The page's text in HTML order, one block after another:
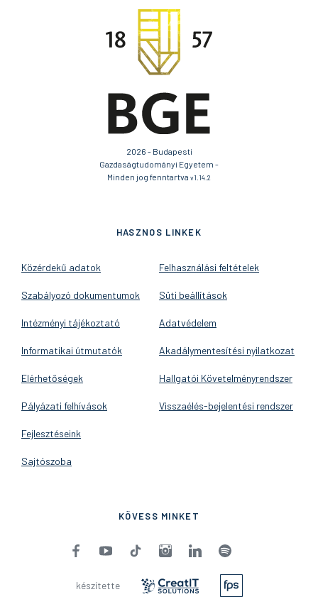
2026 - Budapesti
Gazdaságtudományi Egyetem -
Minden jog fenntartva v1.14.2
HASZNOS LINKEK
Közérdekű adatok
Szabályozó dokumentumok
Intézményi tájékoztató
Informatikai útmutatók
Elérhetőségek
Pályázati felhívások
Fejlesztéseink
Sajtószoba
Felhasználási feltételek
Süti beállítások
Adatvédelem
Akadálymentesítési nyilatkozat
Hallgatói Követelményrendszer
Visszaélés-bejelentési rendszer
KÖVESS MINKET
készítette